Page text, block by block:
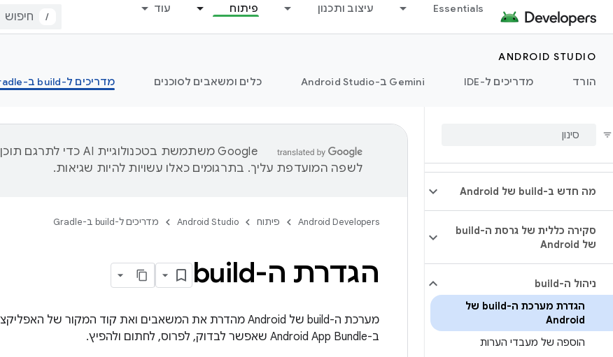
Essentials עיצוב ותכנון פיתוח עוד
/
ANDROID STUDIO
הורד
מדריכים ל-IDE ‫Gemini ב-Android Studio כלים ומשאבים לסוכנים מדריכים ל-build ב-Gradle
מה חדש ב-build של Android
סקירה כללית של גרסת ה-build
של Android
ניהול ה-build
הגדרת מערכת ה-build של
Android
הוספה של מעבדי הערות
‫Google משתמשת בטכנולוגיית AI כדי לתרגם תוכן
לשפה המועדפת עליך. בתרגומים כאלו עשויות להיות שגיאות.
Android Developers פיתוח Android Studio מדריכים ל-build ב-Gradle
הגדרת ה-build
ב-Android App Bundle שאפשר לבדוק, לפרוס, לחתום ולהפיץ.